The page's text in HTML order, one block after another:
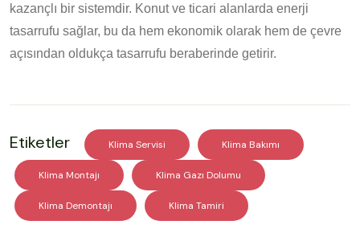
kazançlı bir sistemdir. Konut ve ticari alanlarda enerji
tasarrufu sağlar, bu da hem ekonomik olarak hem de çevre
açısından oldukça tasarrufu beraberinde getirir.
Etiketler Klima Servisi Klima Bakımı
Klima Montajı Klima Gazı Dolumu
Klima Demontajı Klima Tamiri